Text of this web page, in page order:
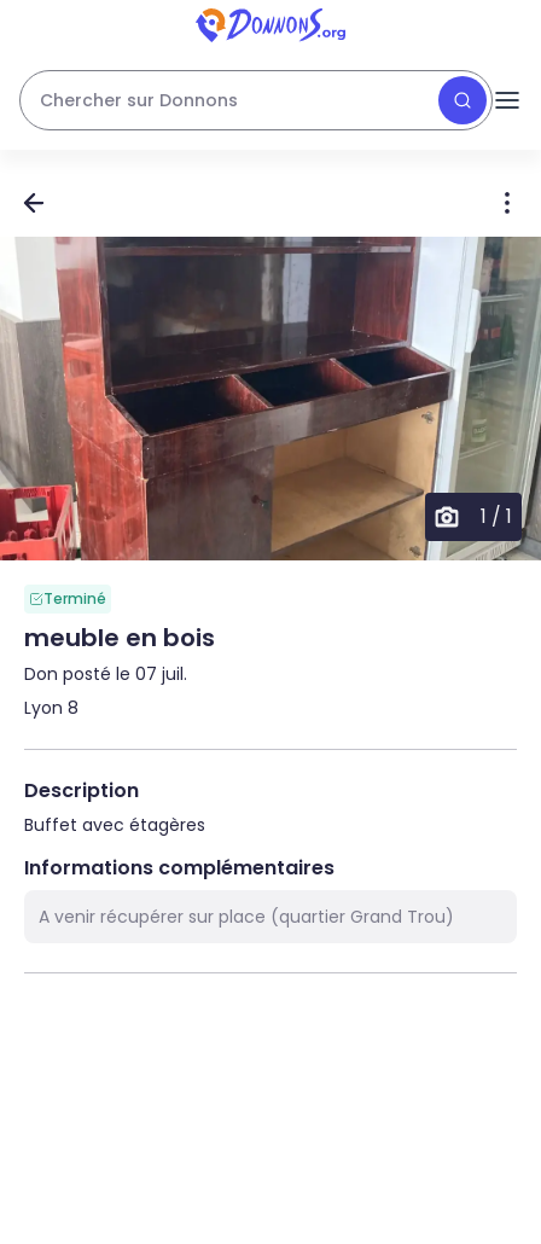
Chercher sur Donnons
1 / 1
Terminé
meuble en bois
Don posté le 07 juil.
Lyon 8
Description
Buffet avec étagères
Informations complémentaires
A venir récupérer sur place (quartier Grand Trou)